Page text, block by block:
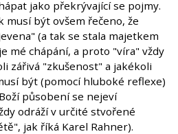
jako překrývající se pojmy.
musí být ovšem řečeno, že
(a tak se stala majetkem
mé chápání, a proto "víra" vždy
zářivá "zkušenost" a jakékoli
být (pomocí hluboké reflexe)
působení se nejeví
odráží v určité stvořené
jak říká Karel Rahner).